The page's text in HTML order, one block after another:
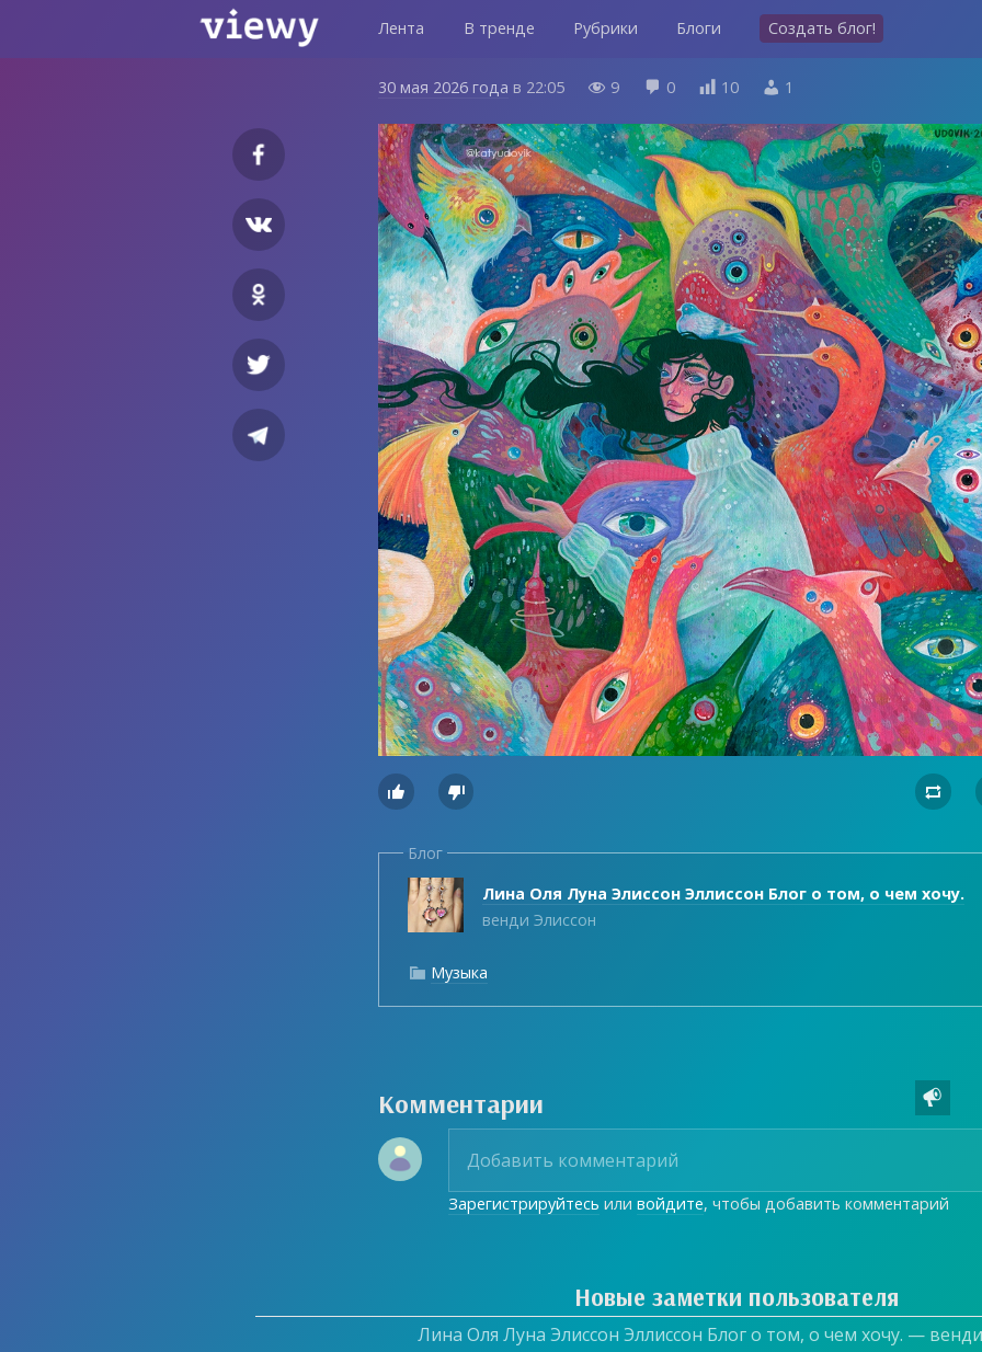
Лента В тренде Рубрики Блоги Создать блог!
30 мая 2026 года в 22:05  9  0  10  1
  
Блог
Лина Оля Луна Элиссон Эллиссон Блог о том, о чем хочу.
венди Элиссон
 Музыка
Комментарии 
Зарегистрируйтесь иливойдите, чтобы добавить комментарий
Новые заметки пользователя
Лина Оля Луна Элиссон Эллиссон Блог о том, о чем хочу. —